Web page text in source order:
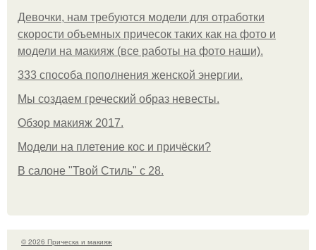
Девочки, нам требуются модели для отработки
скорости объемных причесок таких как на фото и
модели на макияж (все работы на фото наши).
333 способа пополнения женской энергии.
Мы создаем греческий образ невесты.
Обзор макияж 2017.
Модели на плетение кос и причёски?
В салоне "Твой Стиль" с 28.
© 2026 Прическа и макияж